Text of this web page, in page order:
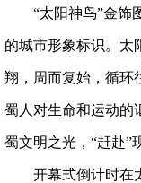
“太阳神鸟”金饰
的城市形象标识。太
翔，周而复始，循环
蜀人对生命和运动的
蜀文明之光，“赶赴”
开幕式倒计时在